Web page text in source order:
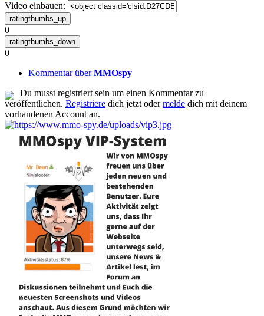
Video einbauen:
0
0
Kommentar überMMOspy
Du musst registriert sein um einen Kommentar zu
veröffentlichen. Registriere dich jetzt odermelde dich mit deinem
vorhandenen Account an.